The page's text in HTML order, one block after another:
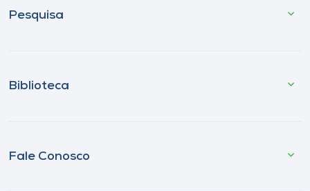
Pesquisa
Biblioteca
Fale Conosco